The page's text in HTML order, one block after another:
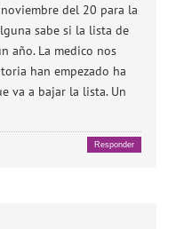
del 20 para la
sabe si la lista de
año. La medico nos
han empezado ha
va a bajar la lista. Un
Responder